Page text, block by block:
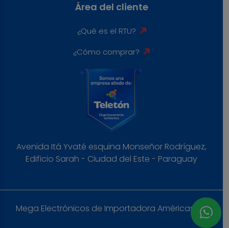
Área del cliente
¿Qué es el RTU?
¿Cómo comprar?
Avenida Itá Yvaté esquina Monseñor Rodríguez,
Edificio Sarah - Ciudad del Este - Paraguay
Mega Electrónicos de Importadora Américas S.A